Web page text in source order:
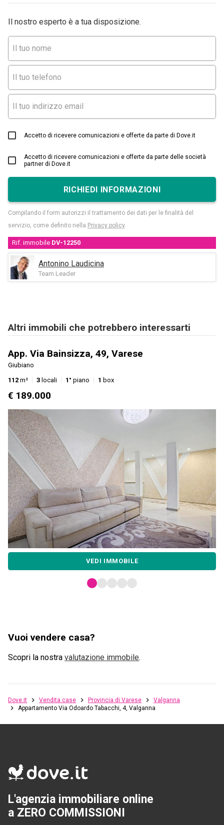
Il nostro esperto è a tua disposizione.
Accetto di ricevere comunicazioni e offerte da parte di Dove.it
Accetto di ricevere comunicazioni e offerte da parte delle società
partner di Dove.it
RICHIEDI INFORMAZIONI
Compilando il form autorizzi il trattamento dei dati per le finalità del
servizio, come definito nella Privacy policy.
Rif. immobile DV-12250
Antonino Laudicina
Team Leader
Altri immobili che potrebbero interessarti
App. Via Bainsizza, 49, Varese
Giubiano
112 m² 3 locali 1° piano 1 box
€ 189.000
VEDI IMMOBILE
Vuoi vendere casa?
Scopri la nostra valutazione immobile.
Dove.it Vendita case Provincia di Varese
Valganna
Appartamento Via Odoardo Tabacchi, 4, Valganna
L'agenzia immobiliare online
a ZERO COMMISSIONI